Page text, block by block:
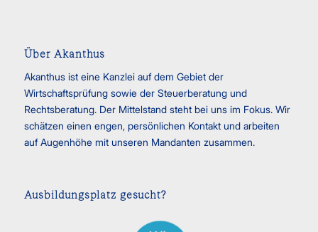
Über Akanthus
Akanthus ist eine Kanzlei auf dem Gebiet der
Wirtschaftsprüfung sowie der Steuerberatung und
Rechtsberatung. Der Mittelstand steht bei uns im Fokus. Wir
schätzen einen engen, persönlichen Kontakt und arbeiten
auf Augenhöhe mit unseren Mandanten zusammen.
Ausbildungsplatz gesucht?